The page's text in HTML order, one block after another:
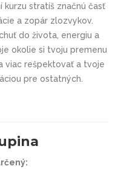
kurzu stratíš značnú časť
a zopár zlozvykov.
do života, energiu a
okolie si tvoju premenu
viac rešpektovať a tvoje
pre ostatných.